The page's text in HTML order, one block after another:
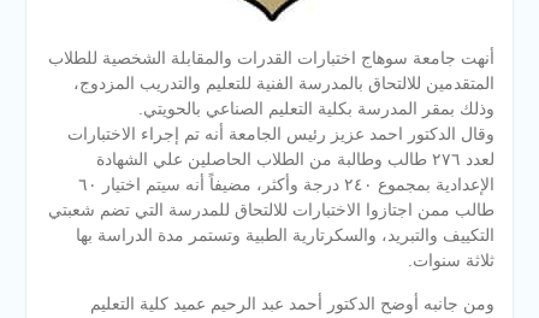
أنهت جامعة سوهاج اختبارات القدرات والمقابلة الشخصية للطلاب
المتقدمين للالتحاق بالمدرسة الفنية للتعليم والتدريب المزدوج،
وذلك بمقر المدرسة بكلية التعليم الصناعي بالحويتي.
وقال الدكتور احمد عزيز رئيس الجامعة أنه تم إجراء الاختبارات
لعدد ٢٧٦ طالب وطالبة من الطلاب الحاصلين علي الشهادة
الإعدادية بمجموع ٢٤٠ درجة وأكثر، مضيفاً أنه سيتم اختيار ٦٠
طالب ممن اجتازوا الاختبارات للالتحاق للمدرسة التي تضم شعبتي
التكييف والتبريد، والسكرتارية الطبية وتستمر مدة الدراسة بها
ثلاثة سنوات.
ومن جانبه أوضح الدكتور أحمد عبد الرحيم عميد كلية التعليم